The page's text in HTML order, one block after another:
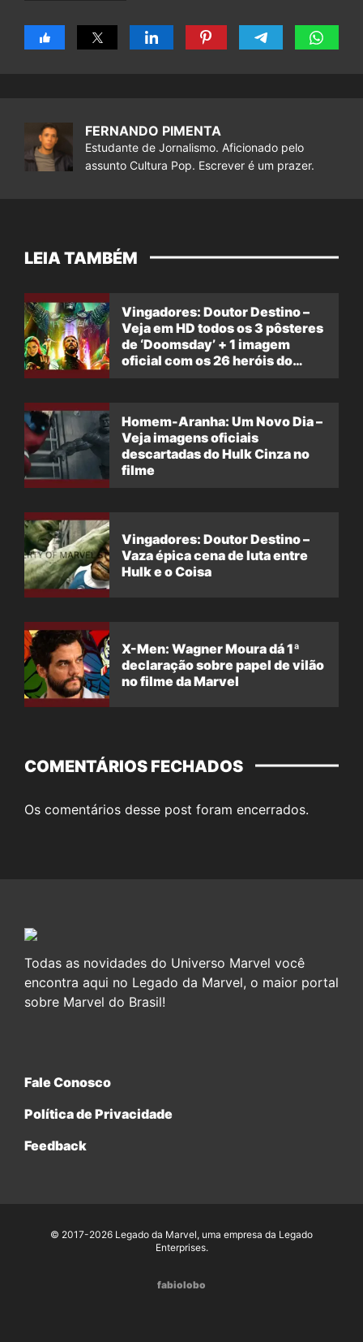
FERNANDO PIMENTA
Estudante de Jornalismo. Aficionado pelo
assunto Cultura Pop. Escrever é um prazer.
LEIA TAMBÉM
Vingadores: Doutor Destino –
Veja em HD todos os 3 pôsteres
de ‘Doomsday’ + 1 imagem
oficial com os 26 heróis do
Homem-Aranha: Um Novo Dia –
Veja imagens oficiais
descartadas do Hulk Cinza no
filme
Vingadores: Doutor Destino –
Vaza épica cena de luta entre
Hulk e o Coisa
X-Men: Wagner Moura dá 1ª
declaração sobre papel de vilão
no filme da Marvel
COMENTÁRIOS FECHADOS
Os comentários desse post foram encerrados.
Todas as novidades do Universo Marvel você
encontra aqui no Legado da Marvel, o maior portal
sobre Marvel do Brasil!
Fale Conosco
Política de Privacidade
Feedback
© 2017-2026 Legado da Marvel, uma empresa da Legado
Enterprises.
fabiolobo